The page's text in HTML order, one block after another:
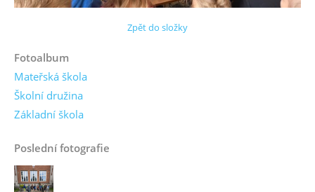
Zpět do složky
Fotoalbum
Mateřská škola
Školní družina
Základní škola
Poslední fotografie